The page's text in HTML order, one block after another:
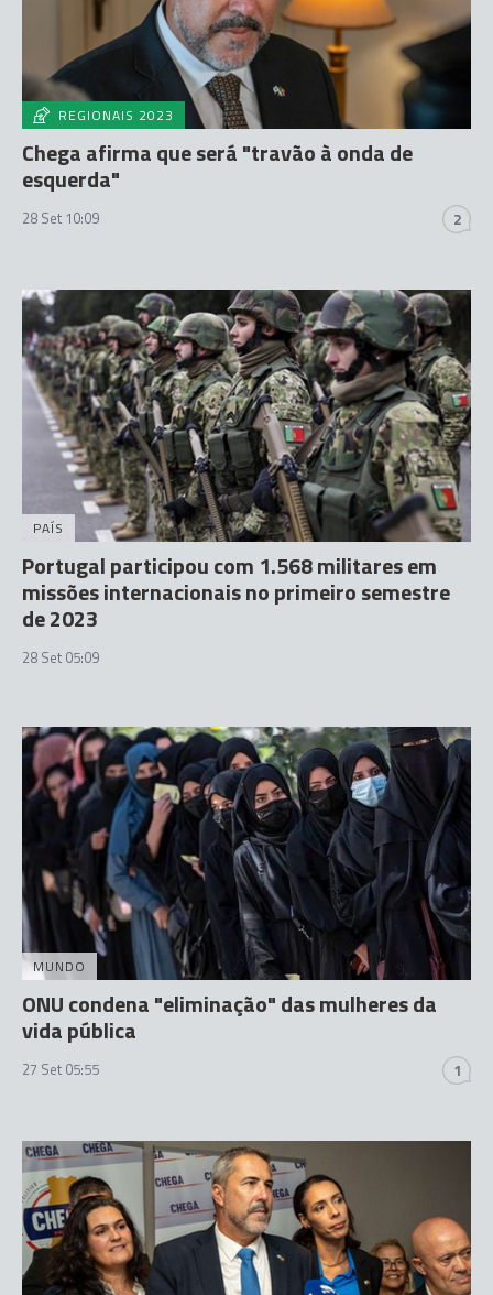
REGIONAIS 2023
Chega afirma que será "travão à onda de
esquerda"
28 Set 10:09 2
PAÍS
Portugal participou com 1.568 militares em
missões internacionais no primeiro semestre
de 2023
28 Set 05:09
MUNDO
ONU condena "eliminação" das mulheres da
vida pública
27 Set 05:55 1